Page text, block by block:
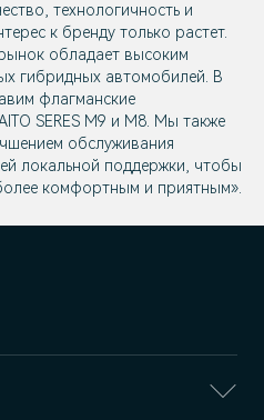
технологичность и
к бренду только растет.
обладает высоким
гибридных автомобилей. В
флагманские
SERES М9 и М8. Мы также
обслуживания
локальной поддержки, чтобы
комфортным и приятным».